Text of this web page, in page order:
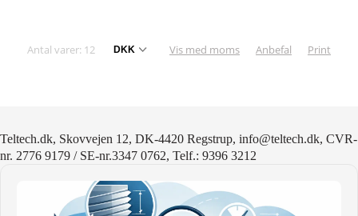
Antal varer: 12 Vis med moms Anbefal Print
Teltech.dk, Skovvejen 12, DK-4420 Regstrup, info@teltech.dk, CVR-
nr. 2776 9179 / SE-nr.3347 0762, Telf.: 9396 3212